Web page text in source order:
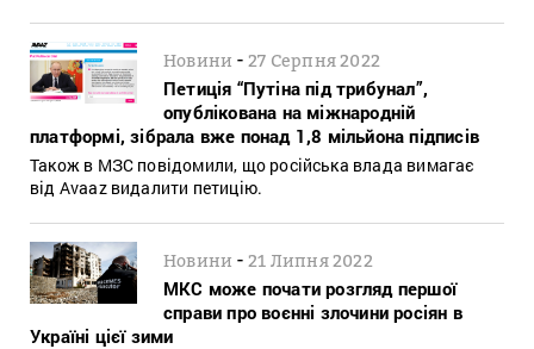
Новини -27 Серпня 2022
Петиція “Путіна під трибунал”,
опублікована на міжнародній
платформі, зібрала вже понад 1,8 мільйона підписів
Також в МЗС повідомили, що російська влада вимагає
від Avaaz видалити петицію.
Новини -21 Липня 2022
МКС може почати розгляд першої
справи про воєнні злочини росіян в
Україні цієї зими